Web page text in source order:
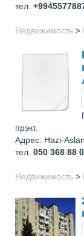
тел.
Недвижимость >
прэкт.
Адрес: Hazi-
тел. 050 368 88
Недвижимость >